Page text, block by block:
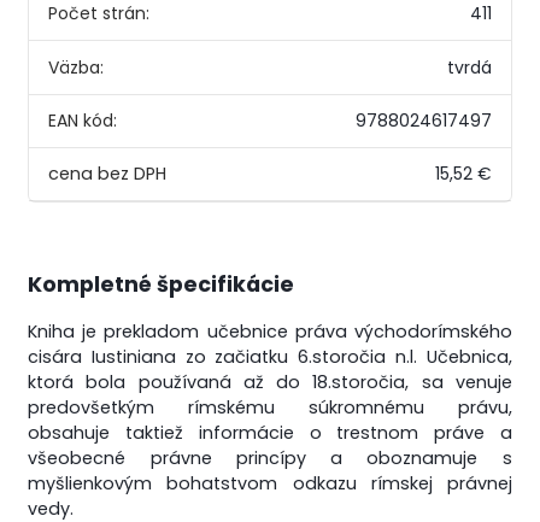
Počet strán: 411
Väzba: tvrdá
EAN kód: 9788024617497
15,52 €
Kompletné špecifikácie
Kniha je prekladom učebnice práva východorímského
cisára Iustiniana zo začiatku 6.storočia n.l. Učebnica,
ktorá bola používaná až do 18.storočia, sa venuje
predovšetkým rímskému súkromnému právu,
obsahuje taktiež informácie o trestnom práve a
všeobecné právne princípy a oboznamuje s
myšlienkovým bohatstvom odkazu rímskej právnej
vedy.